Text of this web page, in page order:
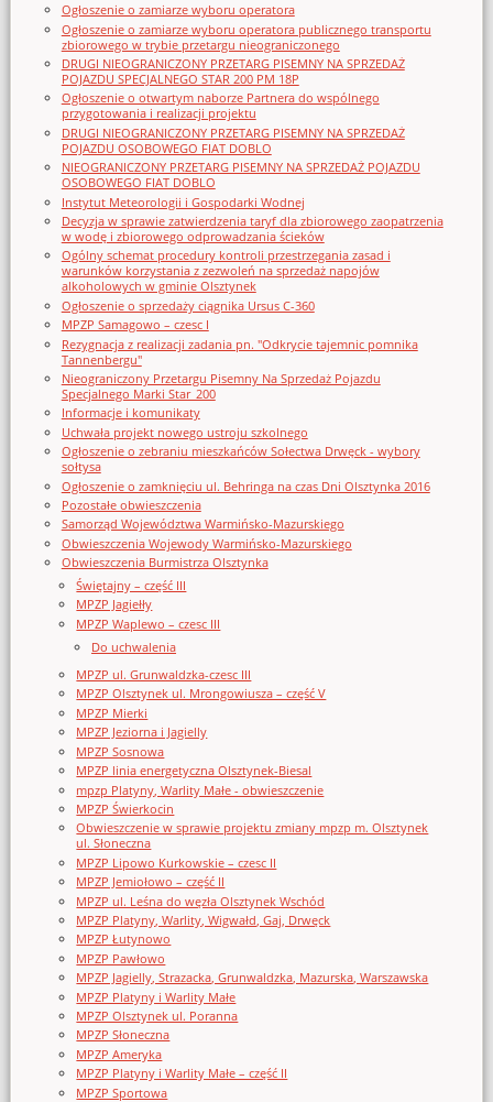
Ogłoszenie o zamiarze wyboru operatora
Ogłoszenie o zamiarze wyboru operatora publicznego transportu
zbiorowego w trybie przetargu nieograniczonego
DRUGI NIEOGRANICZONY PRZETARG PISEMNY NA SPRZEDAŻ
POJAZDU SPECJALNEGO STAR 200 PM 18P
Ogłoszenie o otwartym naborze Partnera do wspólnego
przygotowania i realizacji projektu
DRUGI NIEOGRANICZONY PRZETARG PISEMNY NA SPRZEDAŻ
POJAZDU OSOBOWEGO FIAT DOBLO
NIEOGRANICZONY PRZETARG PISEMNY NA SPRZEDAŻ POJAZDU
OSOBOWEGO FIAT DOBLO
Instytut Meteorologii i Gospodarki Wodnej
Decyzja w sprawie zatwierdzenia taryf dla zbiorowego zaopatrzenia
w wodę i zbiorowego odprowadzania ścieków
Ogólny schemat procedury kontroli przestrzegania zasad i
warunków korzystania z zezwoleń na sprzedaż napojów
alkoholowych w gminie Olsztynek
Ogłoszenie o sprzedaży ciągnika Ursus C-360
MPZP Samagowo – czesc I
Rezygnacja z realizacji zadania pn. "Odkrycie tajemnic pomnika
Tannenbergu"
Nieograniczony Przetargu Pisemny Na Sprzedaż Pojazdu
Specjalnego Marki Star_200
Informacje i komunikaty
Uchwała projekt nowego ustroju szkolnego
Ogłoszenie o zebraniu mieszkańców Sołectwa Drwęck - wybory
sołtysa
Ogłoszenie o zamknięciu ul. Behringa na czas Dni Olsztynka 2016
Pozostałe obwieszczenia
Samorząd Województwa Warmińsko-Mazurskiego
Obwieszczenia Wojewody Warmińsko-Mazurskiego
Obwieszczenia Burmistrza Olsztynka
Świętajny – część III
MPZP Jagiełły
MPZP Waplewo – czesc III
Do uchwalenia
MPZP ul. Grunwaldzka-czesc III
MPZP Olsztynek ul. Mrongowiusza – część V
MPZP Mierki
MPZP Jeziorna i Jagielly
MPZP Sosnowa
MPZP linia energetyczna Olsztynek-Biesal
mpzp Platyny, Warlity Małe - obwieszczenie
MPZP Świerkocin
Obwieszczenie w sprawie projektu zmiany mpzp m. Olsztynek
ul. Słoneczna
MPZP Lipowo Kurkowskie – czesc II
MPZP Jemiołowo – część II
MPZP ul. Leśna do węzła Olsztynek Wschód
MPZP Platyny, Warlity, Wigwałd, Gaj, Drwęck
MPZP Łutynowo
MPZP Pawłowo
MPZP Jagielly, Strazacka, Grunwaldzka, Mazurska, Warszawska
MPZP Platyny i Warlity Małe
MPZP Olsztynek ul. Poranna
MPZP Słoneczna
MPZP Ameryka
MPZP Platyny i Warlity Małe – część II
MPZP Sportowa